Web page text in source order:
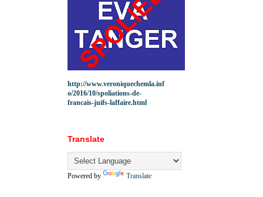
http://www.veroniquechemla.inf
o/2016/10/spoliations-de-
francais-juifs-laffaire.html
Translate
Powered by Translate